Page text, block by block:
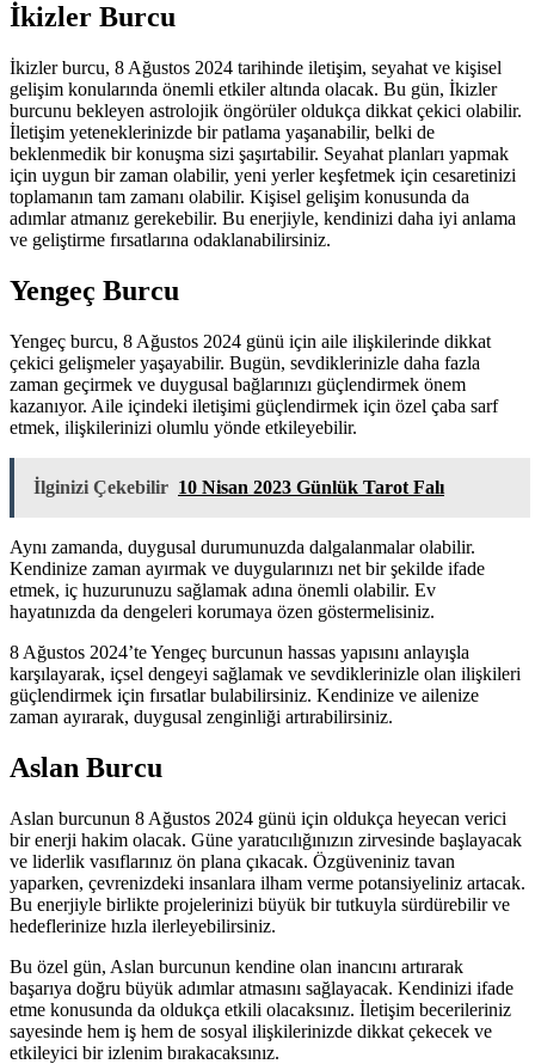
İkizler Burcu
İkizler burcu, 8 Ağustos 2024 tarihinde iletişim, seyahat ve kişisel
gelişim konularında önemli etkiler altında olacak. Bu gün, İkizler
burcunu bekleyen astrolojik öngörüler oldukça dikkat çekici olabilir.
İletişim yeteneklerinizde bir patlama yaşanabilir, belki de
beklenmedik bir konuşma sizi şaşırtabilir. Seyahat planları yapmak
için uygun bir zaman olabilir, yeni yerler keşfetmek için cesaretinizi
toplamanın tam zamanı olabilir. Kişisel gelişim konusunda da
adımlar atmanız gerekebilir. Bu enerjiyle, kendinizi daha iyi anlama
ve geliştirme fırsatlarına odaklanabilirsiniz.
Yengeç Burcu
Yengeç burcu, 8 Ağustos 2024 günü için aile ilişkilerinde dikkat
çekici gelişmeler yaşayabilir. Bugün, sevdiklerinizle daha fazla
zaman geçirmek ve duygusal bağlarınızı güçlendirmek önem
kazanıyor. Aile içindeki iletişimi güçlendirmek için özel çaba sarf
etmek, ilişkilerinizi olumlu yönde etkileyebilir.
İlginizi Çekebilir 10 Nisan 2023 Günlük Tarot Falı
Aynı zamanda, duygusal durumunuzda dalgalanmalar olabilir.
Kendinize zaman ayırmak ve duygularınızı net bir şekilde ifade
etmek, iç huzurunuzu sağlamak adına önemli olabilir. Ev
hayatınızda da dengeleri korumaya özen göstermelisiniz.
8 Ağustos 2024’te Yengeç burcunun hassas yapısını anlayışla
karşılayarak, içsel dengeyi sağlamak ve sevdiklerinizle olan ilişkileri
güçlendirmek için fırsatlar bulabilirsiniz. Kendinize ve ailenize
zaman ayırarak, duygusal zenginliği artırabilirsiniz.
Aslan Burcu
Aslan burcunun 8 Ağustos 2024 günü için oldukça heyecan verici
bir enerji hakim olacak. Güne yaratıcılığınızın zirvesinde başlayacak
ve liderlik vasıflarınız ön plana çıkacak. Özgüveniniz tavan
yaparken, çevrenizdeki insanlara ilham verme potansiyeliniz artacak.
Bu enerjiyle birlikte projelerinizi büyük bir tutkuyla sürdürebilir ve
hedeflerinize hızla ilerleyebilirsiniz.
Bu özel gün, Aslan burcunun kendine olan inancını artırarak
başarıya doğru büyük adımlar atmasını sağlayacak. Kendinizi ifade
etme konusunda da oldukça etkili olacaksınız. İletişim becerileriniz
sayesinde hem iş hem de sosyal ilişkilerinizde dikkat çekecek ve
etkileyici bir izlenim bırakacaksınız.